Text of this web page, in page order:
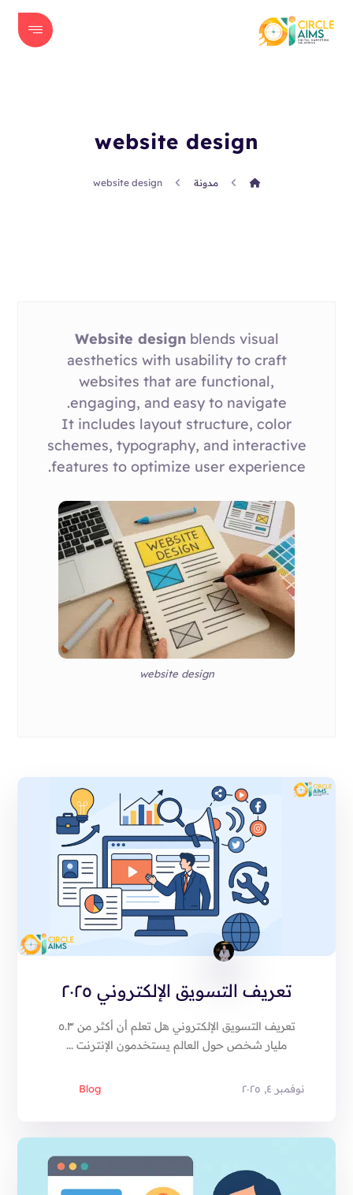
website design
مدونة website design
Website designblends visual
aesthetics with usability to craft
websites that are functional,
engaging, and easy to navigate.
It includes layout structure, color
schemes, typography, and interactive
features to optimize user experience.
website design
تعريف التسويق الإلكتروني ٢٠٢٥
Blog نوفمبر ٤, ٢٠٢٥
تعريف التسويق الإلكتروني هل تعلم أن أكثر من ٥.٣
مليار شخص حول العالم يستخدمون الإنترنت ...